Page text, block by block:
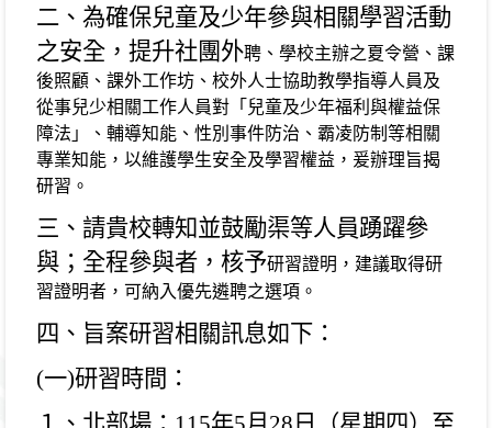
二、為確保兒童及少年參與相關學習活動
之安全，提升社團外聘、學校主辦之夏令營、課
後照顧、課外工作坊、校外人士協助教學指導人員及
從事兒少相關工作人員對「兒童及少年福利與權益保
障法」、輔導知能、性別事件防治、霸凌防制等相關
專業知能，以維護學生安全及學習權益，爰辦理旨揭
研習。
三、請貴校轉知並鼓勵渠等人員踴躍參
與；全程參與者，核予研習證明，建議取得研
習證明者，可納入優先遴聘之選項。
四、旨案研習相關訊息如下：
(一)研習時間：